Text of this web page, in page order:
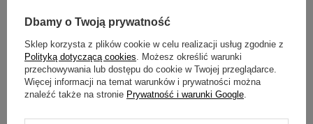
GŁÓWNE PARAMETRY
OPINIE (10)
Dbamy o Twoją prywatność
Sklep korzysta z plików cookie w celu realizacji usług zgodnie z
Polityką dotyczącą cookies . Możesz określić warunki
przechowywania lub dostępu do cookie w Twojej przeglądarce.
Więcej informacji na temat warunków i prywatności można
znaleźć także na stronie Prywatność i warunki Google